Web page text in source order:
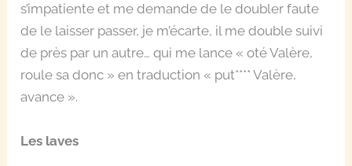
s’impatiente et me demande de le doubler faute
de le laisser passer, je m’écarte, il me double suivi
de près par un autre… qui me lance « oté Valère,
roule sa donc » en traduction « put**** Valère,
avance ».
Les laves